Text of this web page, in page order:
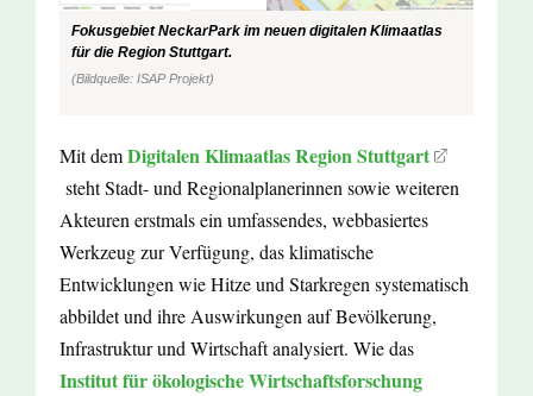
Fokusgebiet NeckarPark im neuen digitalen Klimaatlas
für die Region Stuttgart.
(Bildquelle: ISAP Projekt)
Mit demDigitalen Klimaatlas Region Stuttgart
steht Stadt- und Regionalplanerinnen sowie weiteren
Akteuren erstmals ein umfassendes, webbasiertes
Werkzeug zur Verfügung, das klimatische
Entwicklungen wie Hitze und Starkregen systematisch
abbildet und ihre Auswirkungen auf Bevölkerung,
Infrastruktur und Wirtschaft analysiert. Wie das
Institut für ökologische Wirtschaftsforschung